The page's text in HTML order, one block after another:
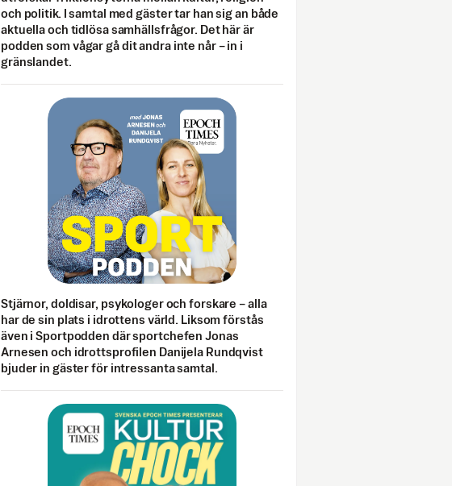
och politik. I samtal med gäster tar han sig an både
aktuella och tidlösa samhällsfrågor. Det här är
podden som vågar gå dit andra inte når – in i
gränslandet.
Stjärnor, doldisar, psykologer och forskare – alla
har de sin plats i idrottens värld. Liksom förstås
även i Sportpodden där sportchefen Jonas
Arnesen och idrottsprofilen Danijela Rundqvist
bjuder in gäster för intressanta samtal.